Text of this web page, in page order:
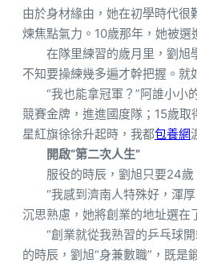
由於身材緣由，她在初學時代很
煉焦點氣力。10歲那年，她被
在隊里練習的歲月里，劉旭
不知要操練幾多遍才幹把握。就
“我也能拿冠軍？”阿誰小小
競賽金牌，進進國度隊；15歲
星紅旗徐徐升起時，我都包養網
開啟“第二次人生”
服役的時辰，劉旭只要24歲
“我感到濟南人特殊好，渾
沉思熟慮，她將創業的地址選在
“創業就從我熟習的乒乓球
的時辰，劉旭“身兼數職”，既